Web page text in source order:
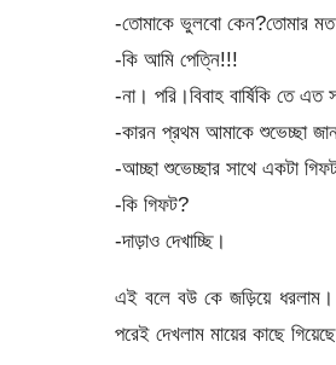
-তোমাকে ভুলবো কেন?তোমার
-কি আমি পেত্নি!!!
-না। পরি।বিবাহ বার্ষিকি তে
-কারন প্রথম আমাকে শুভেচ্ছা
-আচ্ছা শুভেচ্ছার সাথে একটা
-কি গিফট?
-দাড়াও দেখাচ্ছি।
এই বলে বউ কে জড়িয়ে ধরলাম।
পরেই দেখলাম মায়ের কাছে